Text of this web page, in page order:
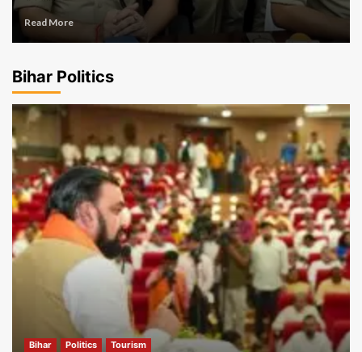
Read More
Bihar Politics
Bihar Politics Tourism